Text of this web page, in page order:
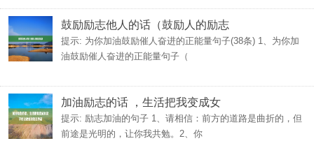
鼓励励志他人的话（鼓励人的励志
提示: 为你加油鼓励催人奋进的正能量句子(38条) 1、为你加
油鼓励催人奋进的正能量句子（
加油励志的话 ，生活把我变成女
提示: 励志加油的句子 1、请相信：前方的道路是曲折的，但
前途是光明的，让你我共勉。2、你